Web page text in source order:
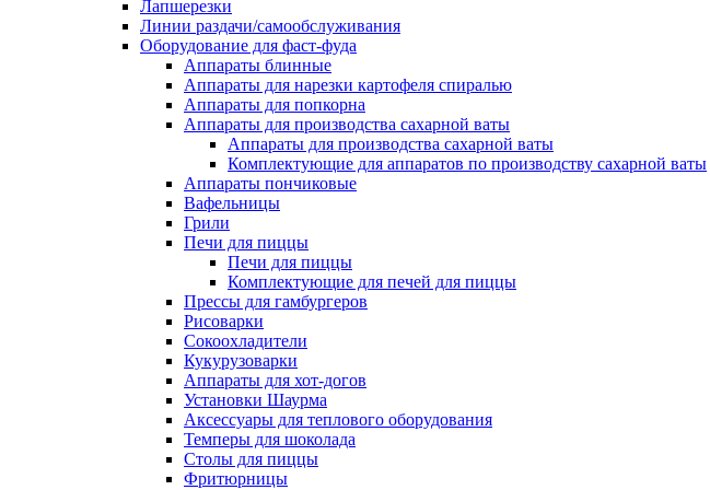
Лапшерезки
Линии раздачи/самообслуживания
Оборудование для фаст-фуда
Аппараты блинные
Аппараты для нарезки картофеля спиралью
Аппараты для попкорна
Аппараты для производства сахарной ваты
Аппараты для производства сахарной ваты
Комплектующие для аппаратов по производству сахарной ваты
Аппараты пончиковые
Вафельницы
Грили
Печи для пиццы
Печи для пиццы
Комплектующие для печей для пиццы
Прессы для гамбургеров
Рисоварки
Сокоохладители
Кукурузоварки
Аппараты для хот-догов
Установки Шаурма
Аксессуары для теплового оборудования
Темперы для шоколада
Столы для пиццы
Фритюрницы